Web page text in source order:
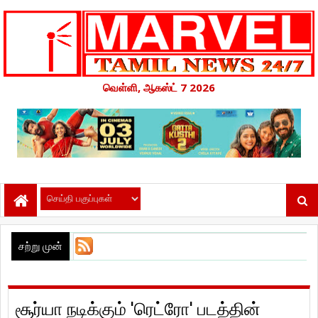
வெள்ளி, ஆகஸ்ட் 7 2026
சற்று முன்
சூர்யா நடிக்கும் 'ரெட்ரோ' படத்தின்